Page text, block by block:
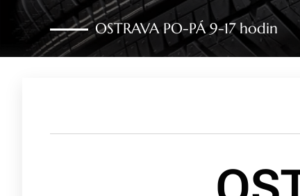
OSTRAVA PO-PÁ 9-17 hodin